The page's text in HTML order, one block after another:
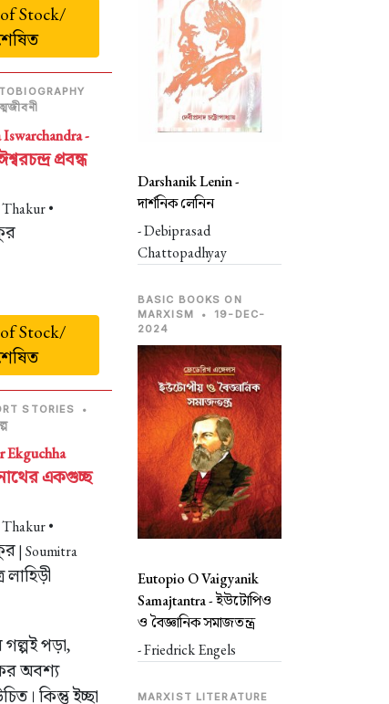
Stock/
Iswarchandra -
প্রবন্ধ
•
Stock/
STORIES •
Ekguchha
একগুচ্ছ
•
| Soumitra
লাহিড়ী
পড়া,
অবশ্য
কিন্তু ইচ্ছা
Darshanik Lenin -
দার্শনিক লেনিন
- Debiprasad
Chattopadhyay
BASIC BOOKS ON
MARXISM
•
19-DEC-
2024
Eutopio O Vaigyanik
Samajtantra -ইউটোপিও
ও বৈজ্ঞানিক সমাজতন্ত্র
- Friedrick Engels
MARXIST LITERATURE